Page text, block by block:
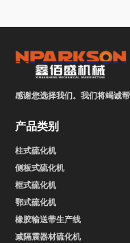
感谢您选择我们。我们将竭诚
产品类别
柱式硫化机
侧板式硫化机
框式硫化机
鄂式硫化机
橡胶输送带生产线
减隔震器材硫化机